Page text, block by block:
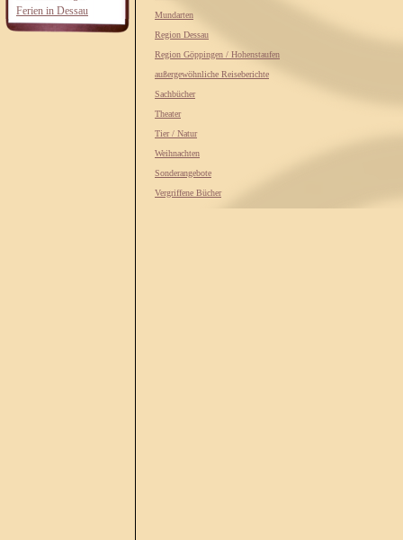
Ferien in Dessau
Mundarten
Region Dessau
Region Göppingen / Hohenstaufen
außergewöhnliche Reiseberichte
Sachbücher
Theater
Tier / Natur
Weihnachten
Sonderangebote
Vergriffene Bücher